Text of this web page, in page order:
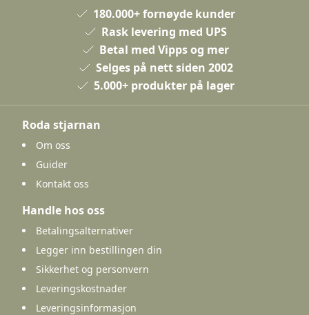
180.000+ fornøyde kunder
Rask levering med UPS
Betal med Vipps og mer
Selges på nett siden 2002
5.000+ produkter på lager
Roda stjarnan
Om oss
Guider
Kontakt oss
Handle hos oss
Betalingsalternativer
Legger inn bestillingen din
Sikkerhet og personvern
Leveringskostnader
Leveringsinformasjon